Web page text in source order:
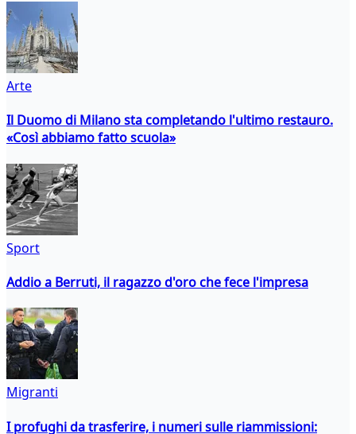
Arte
Il Duomo di Milano sta completando l'ultimo restauro.
«Così abbiamo fatto scuola»
Sport
Addio a Berruti, il ragazzo d'oro che fece l'impresa
Migranti
I profughi da trasferire, i numeri sulle riammissioni: